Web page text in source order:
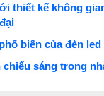
thiết kế không
biến của đèn led
chiếu sáng trong